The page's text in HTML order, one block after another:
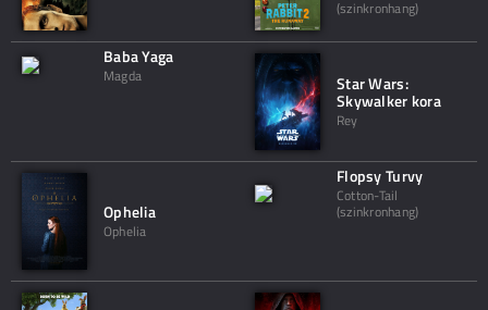
(szinkronhang)
Baba Yaga
Magda Star Wars:
Skywalker kora
Rey
Ophelia
Ophelia
Flopsy Turvy
Cotton-Tail
(szinkronhang)